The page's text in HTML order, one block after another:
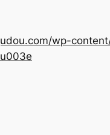
wp-